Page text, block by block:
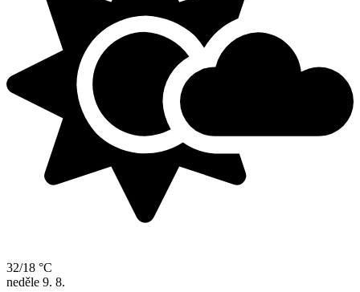
32/18 °C
neděle 9. 8.